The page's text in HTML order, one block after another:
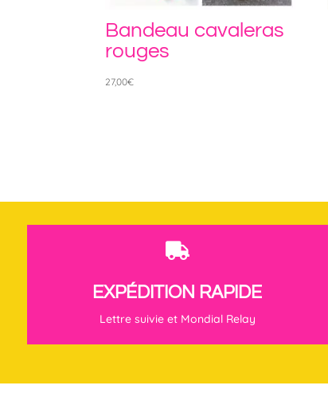
Bandeau cavaleras
rouges
27,00€

EXPÉDITION RAPIDE
Lettre suivie et Mondial Relay